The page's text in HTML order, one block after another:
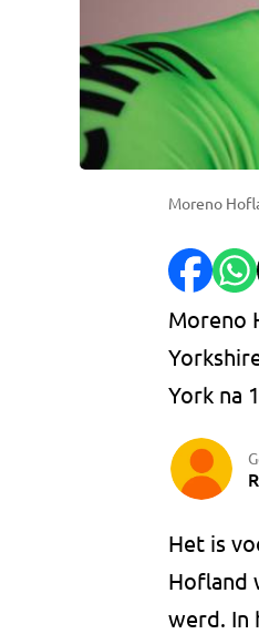
Moreno
Moreno
York na
Het is
Hofland
werd. In